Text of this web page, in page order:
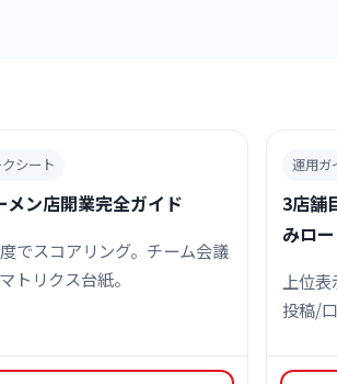
シート
メン店開業完全ガイド
でスコアリング。チーム会議
トリクス台紙。
運用ガ
3店舗
みロ
上位
投稿/